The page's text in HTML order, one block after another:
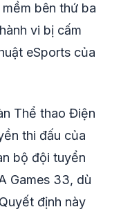
bên thứ ba
vi bị cấm
eSports của
Thể thao Điện
thi đấu của
bộ đội tuyển
Games 33, dù
định này